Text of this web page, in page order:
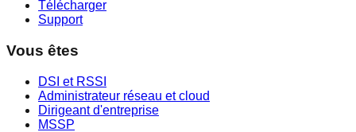
Télécharger
Support
Vous êtes
DSI et RSSI
Administrateur réseau et cloud
Dirigeant d'entreprise
MSSP